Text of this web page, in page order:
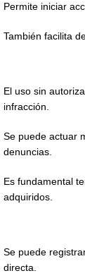
Permite iniciar
También facilita
El uso sin
infracción.
Se puede actuar
denuncias.
Es fundamental
adquiridos.
Se puede
directa.